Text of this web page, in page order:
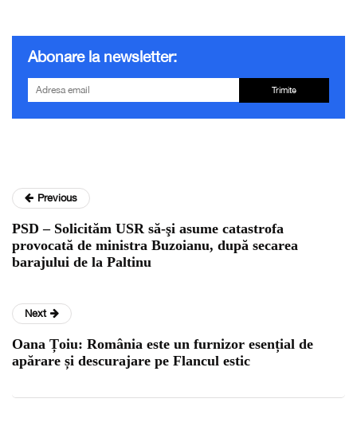
Abonare la newsletter:
Trimite
Previous
PSD – Solicităm USR să-şi asume catastrofa
provocată de ministra Buzoianu, după secarea
barajului de la Paltinu
Next
Oana Țoiu: România este un furnizor esențial de
apărare și descurajare pe Flancul estic